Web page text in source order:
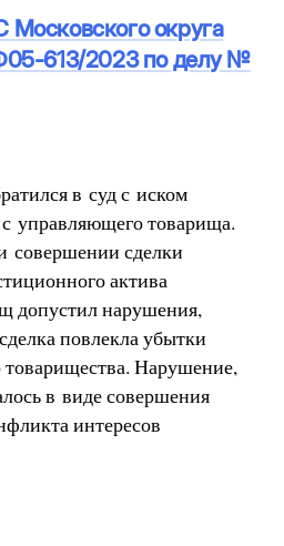
Московского округа
613/2023 по делу №
в суд с иском
управляющего товарища.
сделки
актива
допустил нарушения,
повлекла убытки
Нарушение,
в виде совершения
интересов